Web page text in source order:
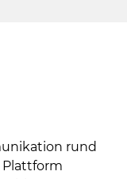
rund
Plattform